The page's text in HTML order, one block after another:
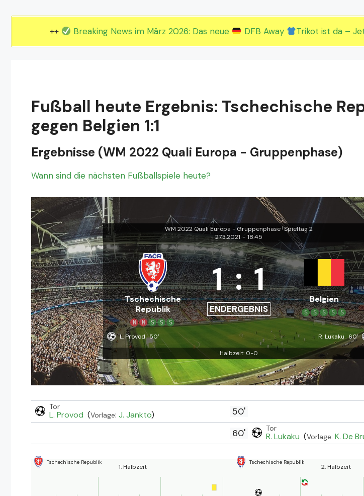
++ Breaking News im März 2026: Das neue DFB Away Trikot ist da –
Fußball heute Ergebnis: Tschechische
gegen Belgien 1:1
Ergebnisse (WM 2022 Quali Europa - Gruppenphase)
Wann sind die nächsten Fußballspiele heute?
WM 2022 Quali Europa - Gruppenphase | Spieltag 2
27.3.2021 - 18:45
Tschechische
Republik
N N S S S
1 : 1
ENDERGEBNIS
Belgien
S S S S S
L. Provod 50' R. Lukaku 60'
Halbzeit: 0-0
Tor
L. Provod (Vorlage: J. Jankto)
50'
60'
Tor
R. Lukaku (Vorlage: K. De
Tschechische Republik
1. Halbzeit
Tschechische Republik
2. Halbzeit